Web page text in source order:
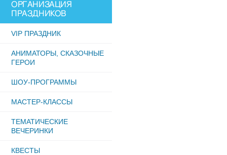
ОРГАНИЗАЦИЯ
ПРАЗДНИКОВ
VIP ПРАЗДНИК
АНИМАТОРЫ, СКАЗОЧНЫЕ
ГЕРОИ
ШОУ-ПРОГРАММЫ
МАСТЕР-КЛАССЫ
ТЕМАТИЧЕСКИЕ
ВЕЧЕРИНКИ
КВЕСТЫ